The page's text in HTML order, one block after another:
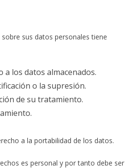
sus datos personales tiene
a los datos almacenados.
o la supresión.
de su tratamiento.
a la portabilidad de los datos.
es personal y por tanto debe ser